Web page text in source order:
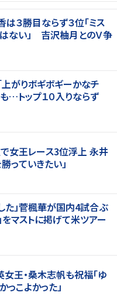
は３勝目ならず３位「ミス
ない」 吉沢柚月とのＶ争
上がりボギボギーかなチ
…トップ１０入りならず
女王レース3位浮上 永井
っていきたい」
た」菅楓華が国内4試合ぶ
をマストに掲げて米ツアー
王・桑木志帆も祝福「ゆ
こよかった」